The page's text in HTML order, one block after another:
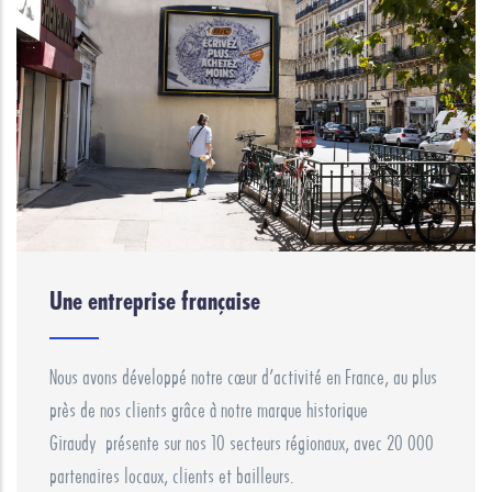
Une entreprise française
Nous avons développé notre cœur d’activité en France, au plus
près de nos clients grâce à notre marque historique
Giraudy présente sur nos 10 secteurs régionaux, avec 20 000
partenaires locaux, clients et bailleurs.